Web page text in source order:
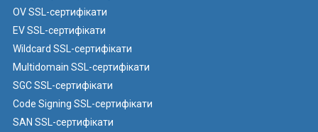
OV SSL-сертифікати
EV SSL-сертифікати
Wildcard SSL-сертифікати
Multidomain SSL-сертифікати
SGC SSL-сертифікати
Code Signing SSL-сертифікати
SAN SSL-сертифікати